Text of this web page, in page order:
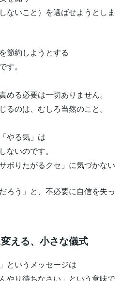
ないこと）を選ばせようとしま
節約しようとする
す。
める必要は一切ありません。
るのは、むしろ当然のこと。
やる気」は
ないのです。
ボりたがるクセ」に気づかない
ろう」と、不必要に自信を失っ
える、小さな儀式
というメッセージは
やり待ちなさい」という意味で